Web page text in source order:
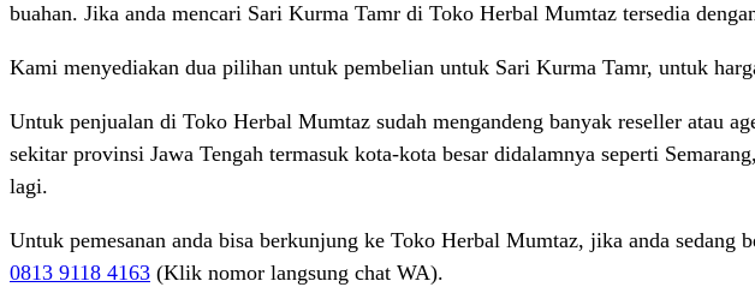
buahan. Jika anda mencari Sari Kurma Tamr di Toko Herbal Mumtaz tersedia
Kami menyediakan dua pilihan untuk pembelian untuk Sari Kurma Tamr, untuk
Untuk penjualan di Toko Herbal Mumtaz sudah mengandeng banyak reseller atau
sekitar provinsi Jawa Tengah termasuk kota-kota besar didalamnya seperti
lagi.
Untuk pemesanan anda bisa berkunjung ke Toko Herbal Mumtaz, jika anda
0813 9118 4163 (Klik nomor langsung chat WA).